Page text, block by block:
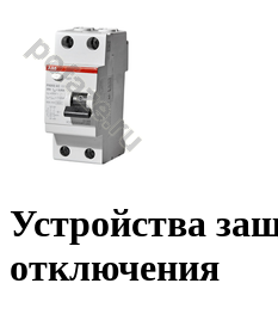
Устройства
отключения